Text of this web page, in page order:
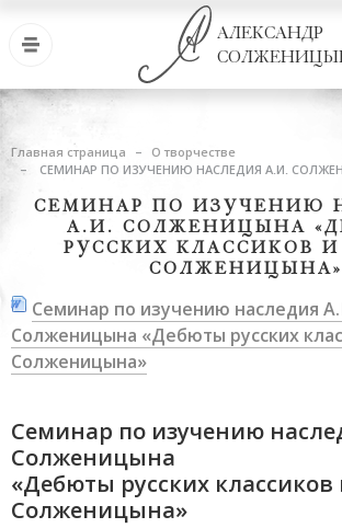
АЛЕКСАНДР
Главная страница
О творчестве
СЕМИНАР ПО ИЗУЧЕНИЮ НАСЛЕДИЯ А.И.
СЕМИНАР ПО ИЗУЧЕНИЮ
А.И. СОЛЖЕНИЦЫНА
РУССКИХ КЛАССИКОВ
СОЛЖЕНИЦЫНА»
Семинар по изучению наследия
Солженицына «Дебюты русских
Солженицына»
Семинар по изучению
Солженицына
«Дебюты русских
Солженицына»